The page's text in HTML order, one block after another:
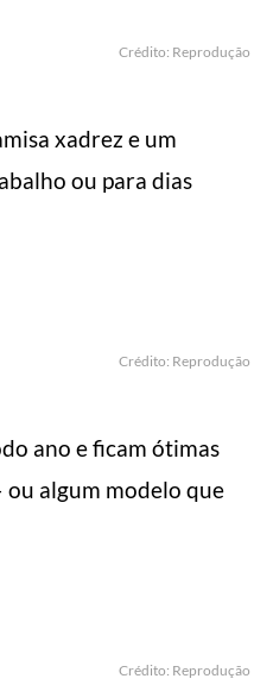
Crédito: Reprodução
xadrez e um
ou para dias
Crédito: Reprodução
ano e ficam ótimas
ou algum modelo que
Crédito: Reprodução